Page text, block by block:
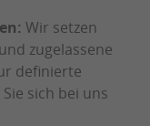
Wir setzen
zugelassene
definierte
sich bei uns